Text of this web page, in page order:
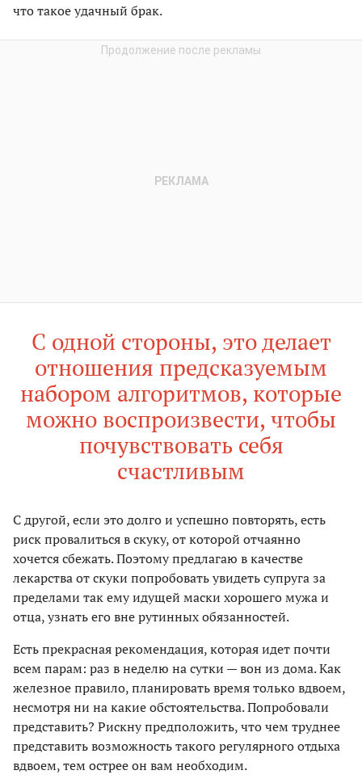
что такое удачный брак.
С одной стороны, это делает
отношения предсказуемым
набором алгоритмов, которые
можно воспроизвести, чтобы
почувствовать себя
счастливым
С другой, если это долго и успешно повторять, есть
риск провалиться в скуку, от которой отчаянно
хочется сбежать. Поэтому предлагаю в качестве
лекарства от скуки попробовать увидеть супруга за
пределами так ему идущей маски хорошего мужа и
отца, узнать его вне рутинных обязанностей.
Есть прекрасная рекомендация, которая идет почти
всем парам: раз в неделю на сутки — вон из дома. Как
железное правило, планировать время только вдвоем,
несмотря ни на какие обстоятельства. Попробовали
представить? Рискну предположить, что чем труднее
представить возможность такого регулярного отдыха
вдвоем, тем острее он вам необходим.